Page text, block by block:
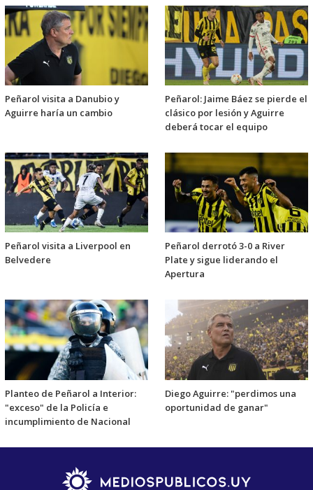
Peñarol visita a Danubio y
Aguirre haría un cambio
Peñarol: Jaime Báez se pierde el
clásico por lesión y Aguirre
deberá tocar el equipo
Peñarol visita a Liverpool en
Belvedere
Peñarol derrotó 3-0 a River
Plate y sigue liderando el
Apertura
Planteo de Peñarol a Interior:
"exceso" de la Policía e
incumplimiento de Nacional
Diego Aguirre: "perdimos una
oportunidad de ganar"